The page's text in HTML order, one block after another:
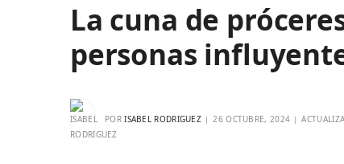
La cuna de
personas
POR ISABEL RODRIGUEZ 26 OCTUBRE, 2024